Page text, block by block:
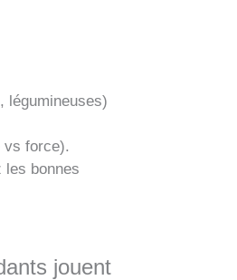
légumineuses)
vs force).
les bonnes
jouent